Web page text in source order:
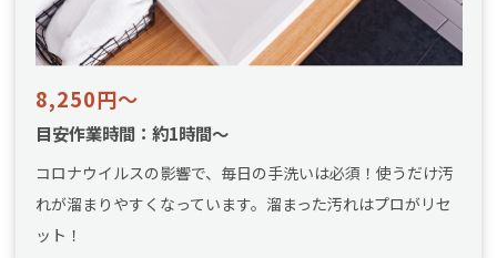
8,250円～
目安作業時間：約1時間～
コロナウイルスの影響で、毎日の手洗いは必須！使うだけ汚
れが溜まりやすくなっています。溜まった汚れはプロがリセ
ット！